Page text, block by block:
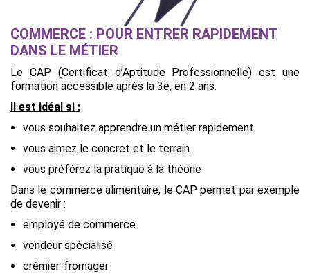
COMMERCE : POUR ENTRER RAPIDEMENT
DANS LE MÉTIER
Le CAP (Certificat d’Aptitude Professionnelle) est une
formation accessible après la 3e, en 2 ans.
Il est idéal si :
vous souhaitez apprendre un métier rapidement
vous aimez le concret et le terrain
vous préférez la pratique à la théorie
Dans le commerce alimentaire, le CAP permet par exemple
de devenir :
employé de commerce
vendeur spécialisé
crémier-fromager